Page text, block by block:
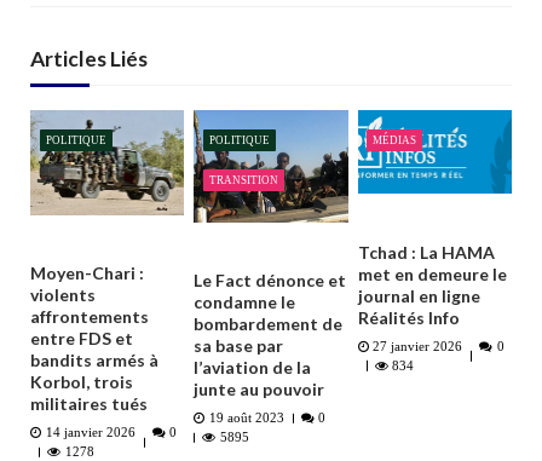
Articles Liés
POLITIQUE
Moyen-Chari :
violents
affrontements
entre FDS et
bandits armés à
Korbol, trois
militaires tués
14 janvier 2026
0
1278
POLITIQUE
TRANSITION
Le Fact dénonce et
condamne le
bombardement de
sa base par
l’aviation de la
junte au pouvoir
19 août 2023
0
5895
MÉDIAS
Tchad : La HAMA
met en demeure le
journal en ligne
Réalités Info
27 janvier 2026
0
834